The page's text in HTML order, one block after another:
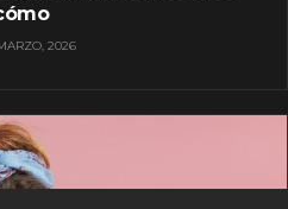
2026